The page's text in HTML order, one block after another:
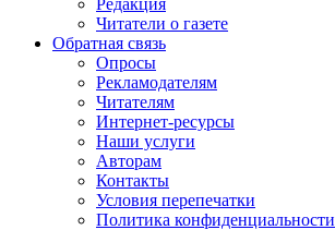
Редакция
Читатели о газете
Обратная связь
Опросы
Рекламодателям
Читателям
Интернет-ресурсы
Наши услуги
Авторам
Контакты
Условия перепечатки
Политика конфиденциальности